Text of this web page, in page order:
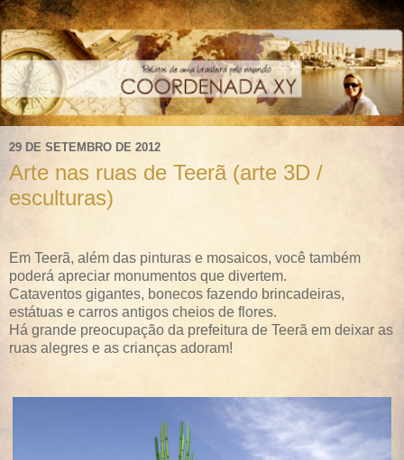
29 DE SETEMBRO DE 2012
Arte nas ruas de Teerã (arte 3D /
esculturas)
Em Teerã, além das pinturas e mosaicos, você também
poderá apreciar monumentos que divertem.
Cataventos gigantes, bonecos fazendo brincadeiras,
estátuas e carros antigos cheios de flores.
Há grande preocupação da prefeitura de Teerã em deixar as
ruas alegres e as crianças adoram!